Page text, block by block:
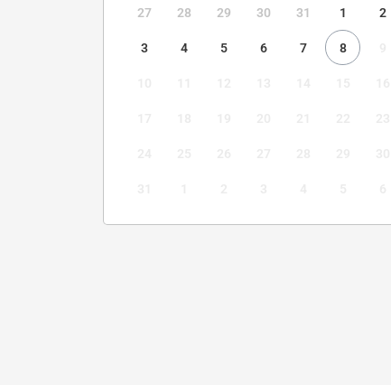
27 28 29 30 31 1 2
3 4 5 6 7 8